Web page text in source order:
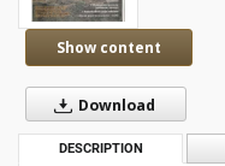
Show content
Download
DESCRIPTION